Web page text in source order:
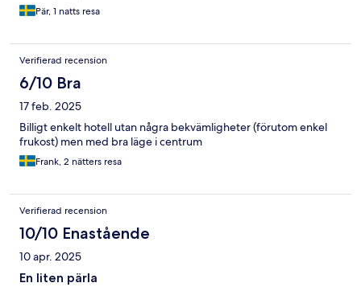
Pär, 1 natts resa
Verifierad recension
6/10 Bra
17 feb. 2025
Billigt enkelt hotell utan några bekvämligheter (förutom enkel
frukost) men med bra läge i centrum
Frank, 2 nätters resa
Verifierad recension
10/10 Enastående
10 apr. 2025
En liten pärla